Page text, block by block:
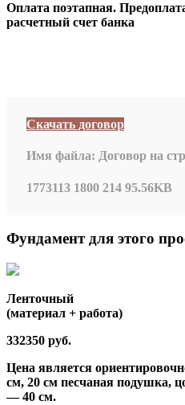
Оплата поэтапная.
расчетный счет банка
Скачать договор
Имя файла: Договор на
1773113 1800 214 95.56KB
Фундамент для этого
Ленточный
(материал + работа)
332350 руб.
Цена является
см, 20 см песчаная подушка,
— 40 см.